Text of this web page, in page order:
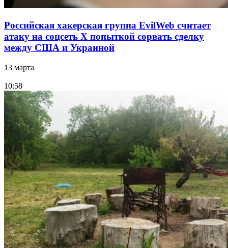
Российская хакерская группа EvilWeb считает
атаку на соцсеть Х попыткой сорвать сделку
между США и Украиной
13 марта
10:58